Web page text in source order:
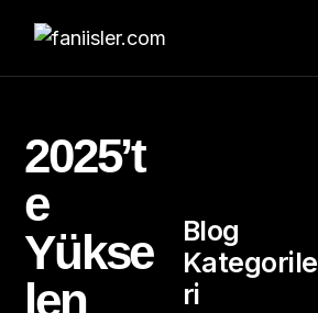
2025’t
e
Yükse
len
Blog
Kategorile
ri